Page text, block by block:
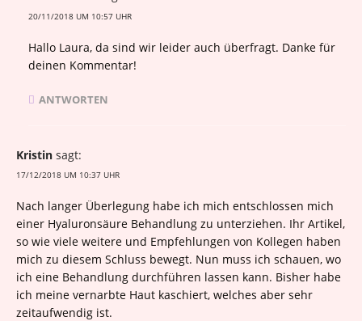
20/11/2018 UM 10:57 UHR
Hallo Laura, da sind wir leider auch überfragt. Danke für
deinen Kommentar!
ANTWORTEN
Kristin sagt:
17/12/2018 UM 10:37 UHR
Nach langer Überlegung habe ich mich entschlossen mich
einer Hyaluronsäure Behandlung zu unterziehen. Ihr Artikel,
so wie viele weitere und Empfehlungen von Kollegen haben
mich zu diesem Schluss bewegt. Nun muss ich schauen, wo
ich eine Behandlung durchführen lassen kann. Bisher habe
ich meine vernarbte Haut kaschiert, welches aber sehr
zeitaufwendig ist.